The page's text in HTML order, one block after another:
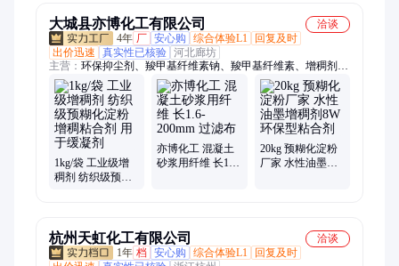
大城县亦博化工有限公司
洽谈
4年 厂 安心购 综合体验L1
回复及时
出价迅速
真实性已核验 河北廊坊
主营： 环保抑尘剂、羧甲基纤维素钠、羧甲基纤维素、增稠剂、
抑尘剂、聚丙烯纤维、预糊化淀粉
1kg/袋 工业级增
稠剂 纺织级预糊
亦博化工 混凝土
砂浆用纤维 长1.6-
20kg 预糊化淀粉
厂家 水性油墨增
杭州天虹化工有限公司
洽谈
1年 档 安心购 综合体验L1
回复及时